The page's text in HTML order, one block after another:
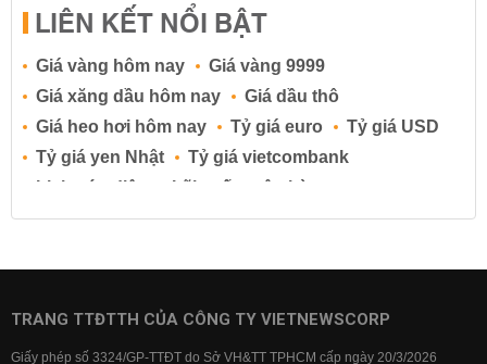
LIÊN KẾT NỔI BẬT
Giá vàng hôm nay
Giá vàng 9999
Giá xăng dầu hôm nay
Giá dầu thô
Giá heo hơi hôm nay
Tỷ giá euro
Tỷ giá USD
Tỷ giá yen Nhật
Tỷ giá vietcombank
Lịch cúp điện
Lãi suất ngân hàng
Lãi suất tiết kiệm
Lãi suất tiền gửi
Lãi suất ngân hàng BIDV
TRANG TTĐTTH CỦA CÔNG TY VIETNEWSCORP
Giấy phép số 3324/GP-TTĐT do Sở VH&TT TPHCM cấp ngày 20/3/2026